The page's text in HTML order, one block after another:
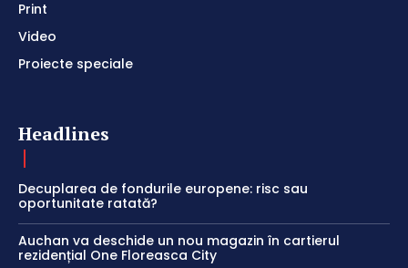
Print
Video
Proiecte speciale
Headlines
Decuplarea de fondurile europene: risc sau
oportunitate ratată?
Auchan va deschide un nou magazin în cartierul
rezidențial One Floreasca City